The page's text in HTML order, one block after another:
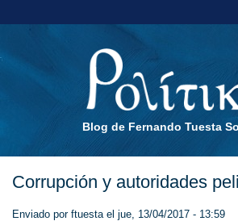
Blog de Fernando Tuesta
Corrupción y autoridades
Enviado por ftuestael jue, 13/04/2017 - 13:59